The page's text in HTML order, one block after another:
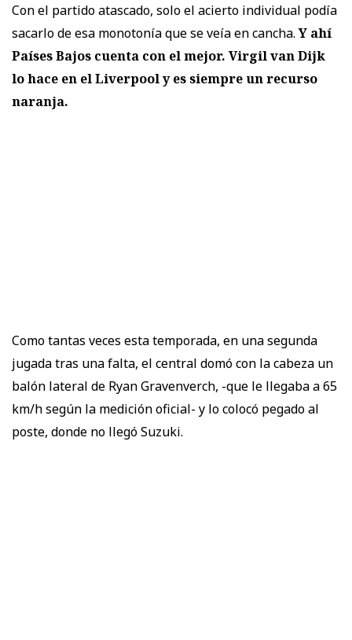
Con el partido atascado, solo el acierto individual podía
sacarlo de esa monotonía que se veía en cancha.Y ahí
Países Bajos cuenta con el mejor. Virgil van Dijk
lo hace en el Liverpool y es siempre un recurso
naranja.
Como tantas veces esta temporada, en una segunda
jugada tras una falta, el central domó con la cabeza un
balón lateral de Ryan Gravenverch, -que le llegaba a 65
km/h según la medición oficial- y lo colocó pegado al
poste, donde no llegó Suzuki.